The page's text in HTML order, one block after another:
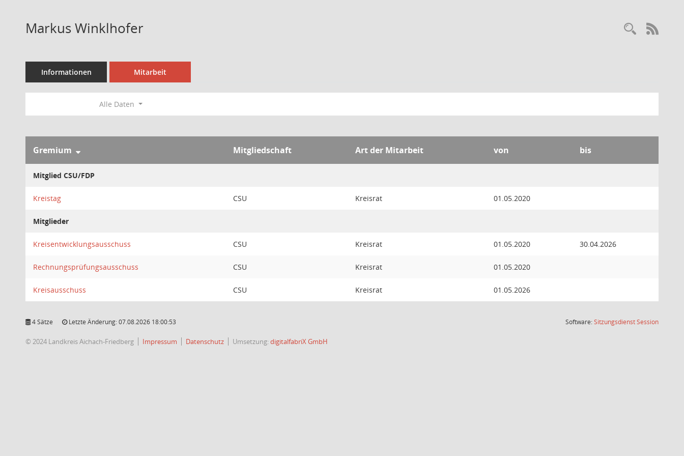
Markus Winklhofer
Informationen Mitarbeit
Alle Daten
Gremium Mitgliedschaft Art der Mitarbeit von bis
Mitglied CSU/FDP
Kreistag CSU Kreisrat 01.05.2020
Mitglieder
Kreisentwicklungsausschuss CSU Kreisrat 01.05.2020 30.04.2026
Rechnungsprüfungsausschuss CSU Kreisrat 01.05.2020
Kreisausschuss CSU Kreisrat 01.05.2026
4 Sätze Letzte Änderung: 07.08.2026 18:00:53 Software:SitzungsdienstSession(Wird in
© 2024 Landkreis Aichach-Friedberg Impressum Datenschutz Umsetzung:digitalfabriX GmbH